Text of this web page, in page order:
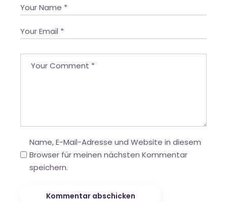
Name, E-Mail-Adresse und Website in diesem
Browser für meinen nächsten Kommentar
speichern.
Kommentar abschicken